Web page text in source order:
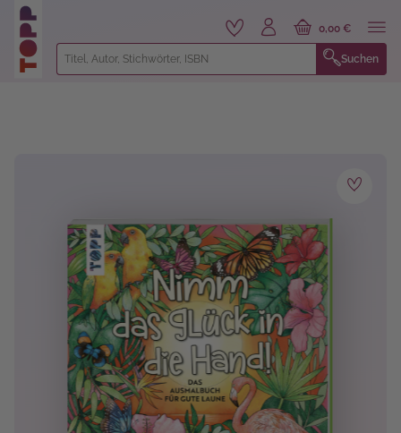
springen
Suchen
0,00 €